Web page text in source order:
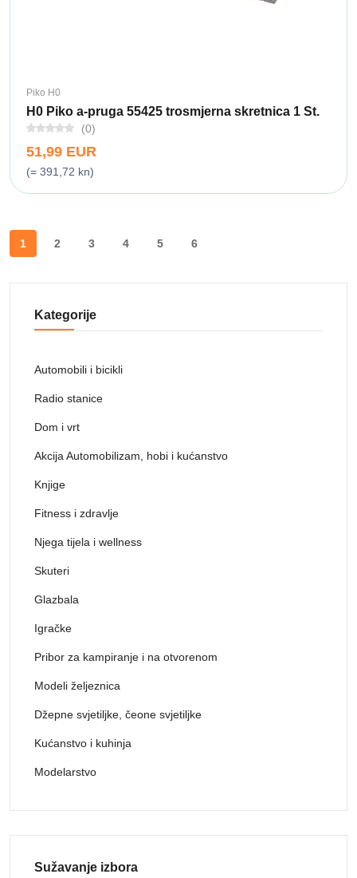
Piko H0
H0 Piko a-pruga 55425 trosmjerna skretnica 1 St.
(0)
51,99 EUR
(= 391,72 kn)
1 2 3 4 5 6
Kategorije
Automobili i bicikli
Radio stanice
Dom i vrt
Akcija Automobilizam, hobi i kućanstvo
Knjige
Fitness i zdravlje
Njega tijela i wellness
Skuteri
Glazbala
Igračke
Pribor za kampiranje i na otvorenom
Modeli željeznica
Džepne svjetiljke, čeone svjetiljke
Kućanstvo i kuhinja
Modelarstvo
Sužavanje izbora